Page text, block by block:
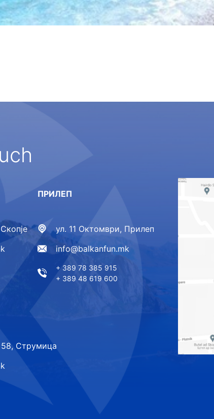
ПРИЛЕП
ул. 11 Октомври, Прилеп
info@balkanfun.mk
+ 389 78 385 915
+ 389 48 619 600
Струмица